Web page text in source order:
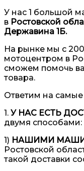
У нас 1 большой
в Ростовской
Державина 1Б.
На рынке мы с
мотоцентром в
сможем помочь
товара.
Ответим на
1. У НАС ЕСТЬ
двумя способами:
1) НАШИМИ
Ростовской
такой доставки